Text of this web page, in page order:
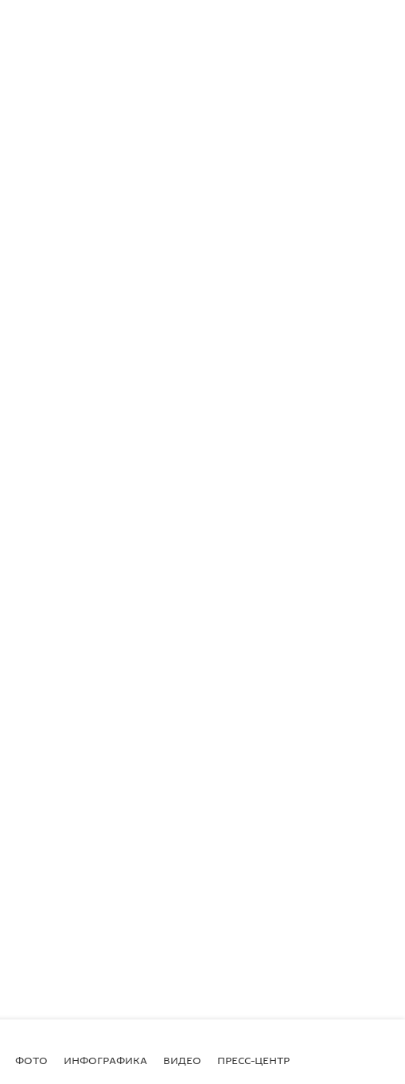
ФОТО ИНФОГРАФИКА ВИДЕО ПРЕСС-ЦЕНТР